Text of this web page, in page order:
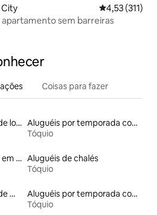
City 4,53 de uma
4,53 (311)
sem barreiras
Coisas para fazer
Aluguel por temporada de lofts
Aluguéis por temporada com acesso ao lago
Tóquio
Aluguéis por temporada em albergue Aluguéis de chalés
Tóquio
Aluguel por temporada de microcasas
Aluguéis por temporada com banheiro para PCD
Tóquio